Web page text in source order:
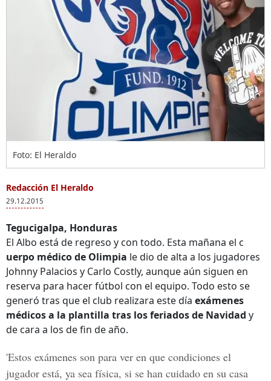
Foto: El Heraldo
Redacción El Heraldo
29.12.2015
Tegucigalpa, Honduras
El Albo está de regreso y con todo. Esta mañana el c
uerpo médico de Olimpia le dio de alta a los jugadores
Johnny Palacios y Carlo Costly, aunque aún siguen en
reserva para hacer fútbol con el equipo. Todo esto se
generó tras que el club realizara este día exámenes
médicos a la plantilla tras los feriados de Navidad y
de cara a los de fin de año.
'Estos exámenes son para ver en que condiciones el
jugador está, ya sea física, si se han cuidado en su casa